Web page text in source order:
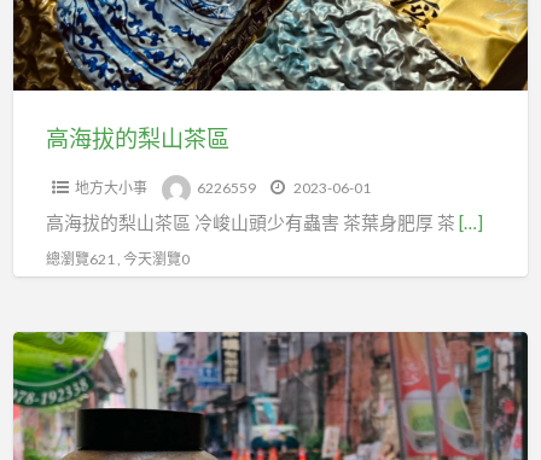
茶
區
高海拔的梨山茶區
地方大小事 6226559 2023-06-01
高海拔的梨山茶區 冷峻山頭少有蟲害 茶葉身肥厚 茶 […]
總瀏覽621 , 今天瀏覽0
泡
一
杯
茶